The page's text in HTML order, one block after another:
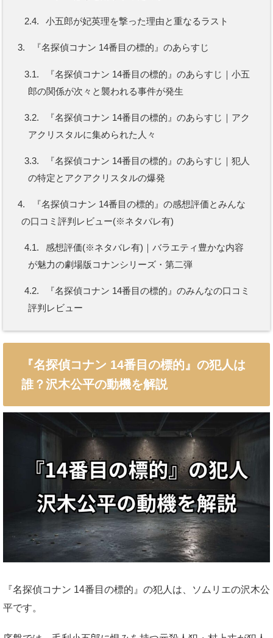
2.4. 小五郎が妃英理を撃った理由と重なるラスト
3. 『名探偵コナン 14番目の標的』のあらすじ
3.1.
『名探偵コナン 14番目の標的』のあらすじ｜小五
郎の関係が次々と襲われる事件が発生
3.2.
『名探偵コナン 14番目の標的』のあらすじ｜アク
アクリスタルに集められた人々
3.3.
『名探偵コナン 14番目の標的』のあらすじ｜犯人
の特定とアクアクリスタルの爆発
4.
『名探偵コナン 14番目の標的』の感想評価とみんな
の口コミ評判レビュー(※ネタバレ有)
4.1.
感想評価(※ネタバレ有)｜バラエティ豊かな内容
が魅力の劇場版コナンシリーズ・第二弾
4.2.
『名探偵コナン 14番目の標的』のみんなの口コミ
評判レビュー
『名探偵コナン 14番目の標的』の犯人は
誰？沢木公平の動機を解説
『名探偵コナン 14番目の標的』の犯人は、ソムリエの沢木公
平です。